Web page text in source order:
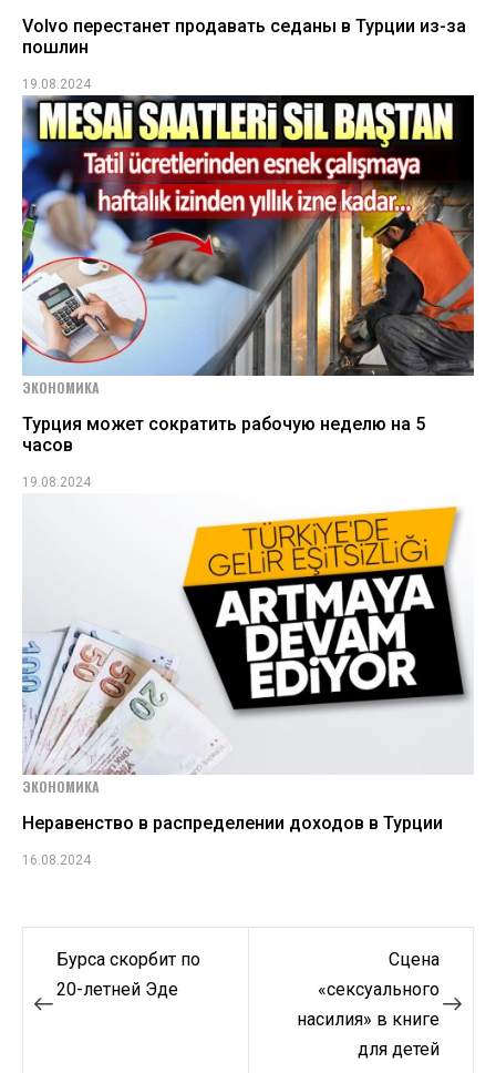
Volvo перестанет продавать седаны в Турции из-за
пошлин
19.08.2024
ЭКОНОМИКА
Турция может сократить рабочую неделю на 5
часов
19.08.2024
ЭКОНОМИКА
Неравенство в распределении доходов в Турции
16.08.2024
Навигация
по
Бурса скорбит по
20-летней Эде
Сцена
«сексуального
насилия» в книге
для детей